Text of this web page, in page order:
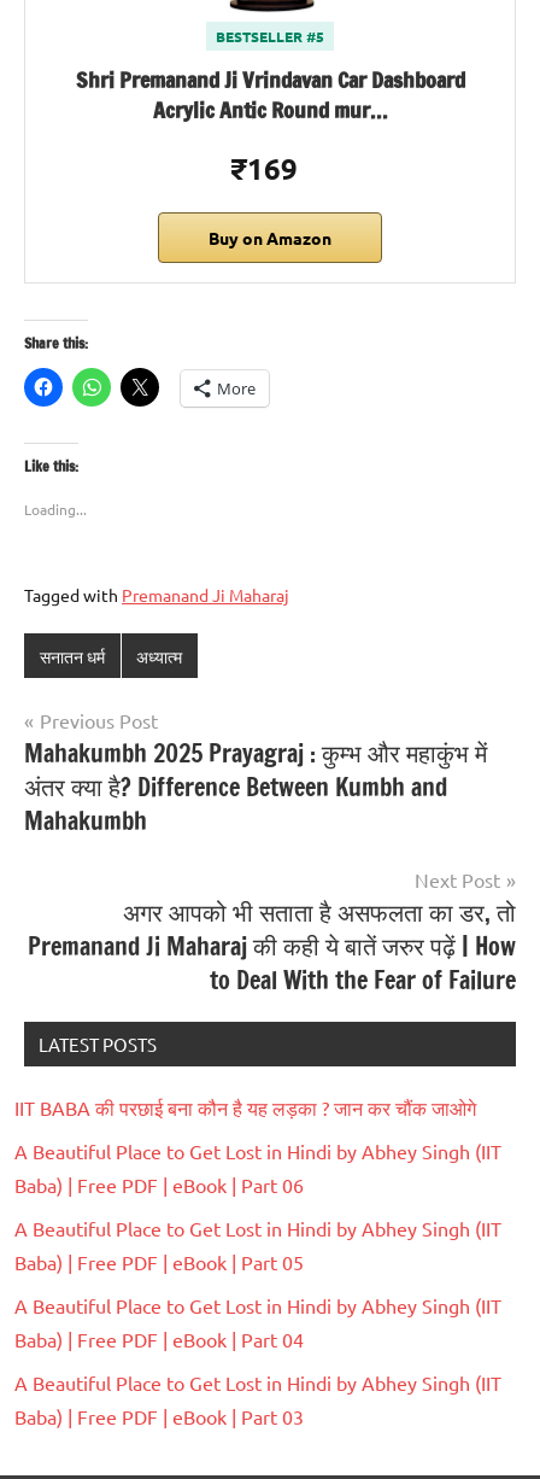
BESTSELLER #5
Shri Premanand Ji Vrindavan Car Dashboard
Acrylic Antic Round mur…
₹169
Buy on Amazon
Share this:
More
Like this:
Loading...
Tagged with Premanand Ji Maharaj
सनातन धर्म अध्यात्म
Previous Post
Mahakumbh 2025 Prayagraj : कुम्भ और महाकुंभ में
अंतर क्या है? Difference Between Kumbh and
Mahakumbh
Next Post
अगर आपको भी सताता है असफलता का डर, तो
Premanand Ji Maharaj की कही ये बातें जरुर पढ़ें | How
to Deal With the Fear of Failure
LATEST POSTS
IIT BABA की परछाई बना कौन है यह लड़का ? जान कर चौंक जाओगे
A Beautiful Place to Get Lost in Hindi by Abhey Singh (IIT
Baba) | Free PDF | eBook | Part 06
A Beautiful Place to Get Lost in Hindi by Abhey Singh (IIT
Baba) | Free PDF | eBook | Part 05
A Beautiful Place to Get Lost in Hindi by Abhey Singh (IIT
Baba) | Free PDF | eBook | Part 04
A Beautiful Place to Get Lost in Hindi by Abhey Singh (IIT
Baba) | Free PDF | eBook | Part 03